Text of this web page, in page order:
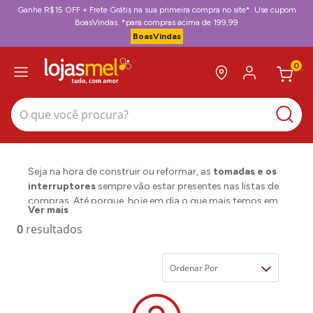
Ganhe R$15 OFF + Frete Grátis na sua primeira compra no site*. Use cupom
BoasVindas. *para compras acima de 199,99
BoasVindas
0
O que você procura?
Seja na hora de construir ou reformar, as tomadas e os
interruptoressempre vão estar presentes nas listas de
compras. Até porque, hoje em dia o que mais temos em
casas e escritórios são
uma tomada para acabar funcionando. Mas engana-se
o modelo certo para a sua casa.
Para isso, nós da lojasmel vamos te explicar tudo o que
Ver mais
0
Ordenar Por